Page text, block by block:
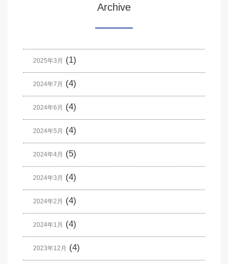
Archive
2025年3月 (1)
2024年7月 (4)
2024年6月 (4)
2024年5月 (4)
2024年4月 (5)
2024年3月 (4)
2024年2月 (4)
2024年1月 (4)
2023年12月 (4)